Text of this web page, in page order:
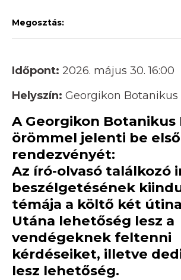
Megosztás:
Időpont: 2026. május 30. 16:00
Helyszín: Georgikon Botanikus
A Georgikon Botanikus
örömmel jelenti be
rendezvényét:
Az író-olvasó találkozó
beszélgetésének
témája a költő két
Utána lehetőség lesz a
vendégeknek feltenni
kérdéseiket, illetve
lesz lehetőség.